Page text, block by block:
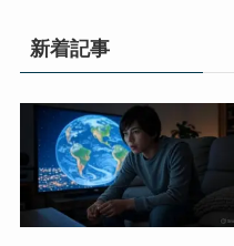
新着記事